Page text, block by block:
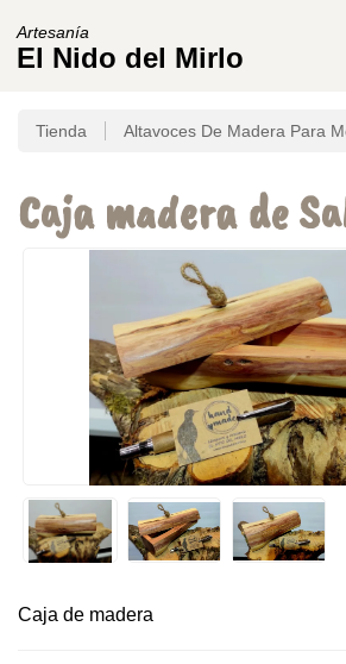
Artesanía
El Nido del Mirlo
Tienda Altavoces De Madera Para
Caja madera de
Caja de madera